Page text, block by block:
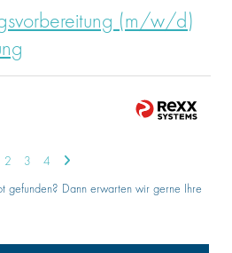
(m/w/d)
2 3 4
gefunden? Dann erwarten wir gerne Ihre